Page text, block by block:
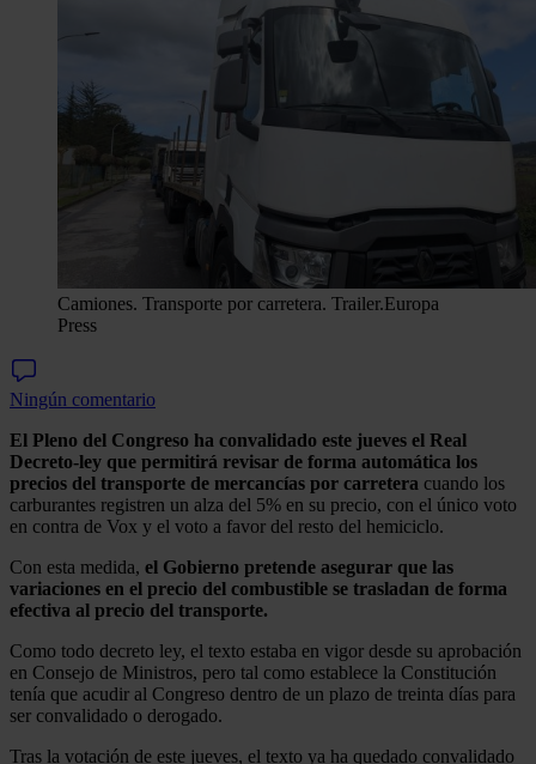
Camiones. Transporte por carretera. Trailer.Europa
Press
Ningún comentario
El Pleno del Congreso ha convalidado este jueves el Real
Decreto-ley que permitirá revisar de forma automática los
precios del transporte de mercancías por carretera cuando los
carburantes registren un alza del 5% en su precio, con el único voto
en contra de Vox y el voto a favor del resto del hemiciclo.
Con esta medida, el Gobierno pretende asegurar que las
variaciones en el precio del combustible se trasladan de forma
efectiva al precio del transporte.
Como todo decreto ley, el texto estaba en vigor desde su aprobación
en Consejo de Ministros, pero tal como establece la Constitución
tenía que acudir al Congreso dentro de un plazo de treinta días para
ser convalidado o derogado.
Tras la votación de este jueves, el texto ya ha quedado convalidado